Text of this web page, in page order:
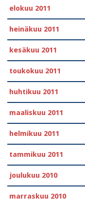
elokuu 2011
heinäkuu 2011
kesäkuu 2011
toukokuu 2011
huhtikuu 2011
maaliskuu 2011
helmikuu 2011
tammikuu 2011
joulukuu 2010
marraskuu 2010